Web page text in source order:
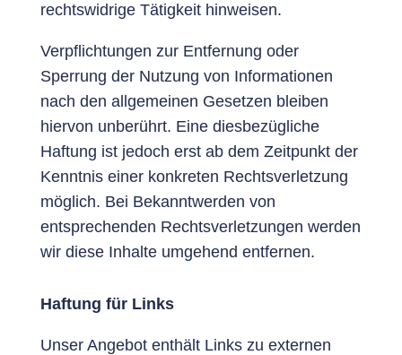
rechtswidrige Tätigkeit hinweisen.
Verpflichtungen zur Entfernung oder
Sperrung der Nutzung von Informationen
nach den allgemeinen Gesetzen bleiben
hiervon unberührt. Eine diesbezügliche
Haftung ist jedoch erst ab dem Zeitpunkt der
Kenntnis einer konkreten Rechtsverletzung
möglich. Bei Bekanntwerden von
entsprechenden Rechtsverletzungen werden
wir diese Inhalte umgehend entfernen.
Haftung für Links
Unser Angebot enthält Links zu externen